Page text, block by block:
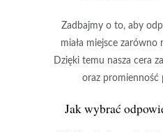
Zadbajmy o to, aby
miała miejsce zarówno
Dzięki temu nasza cera
oraz promienność
Jak wybrać